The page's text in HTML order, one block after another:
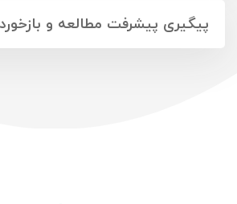
پیگیری پیشرفت مطالعه و